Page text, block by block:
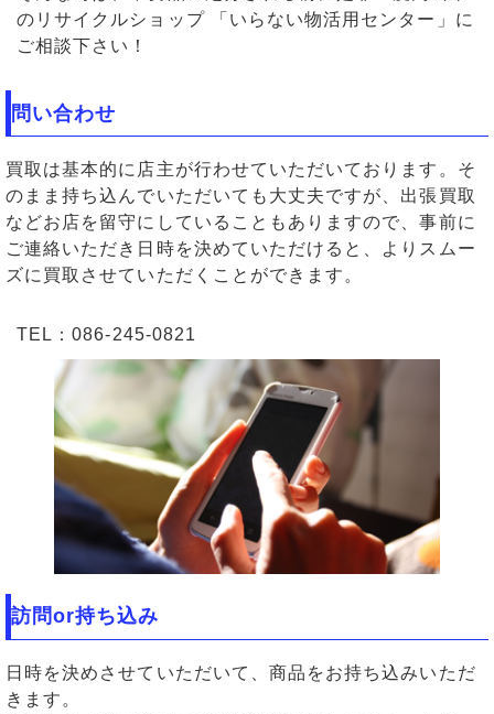
のリサイクルショップ 「いらない物活用センター」に
ご相談下さい！
問い合わせ
買取は基本的に店主が行わせていただいております。そ
のまま持ち込んでいただいても大丈夫ですが、出張買取
などお店を留守にしていることもありますので、事前に
ご連絡いただき日時を決めていただけると、よりスムー
ズに買取させていただくことができます。
TEL：086-245-0821
訪問or持ち込み
日時を決めさせていただいて、商品をお持ち込みいただ
きます。